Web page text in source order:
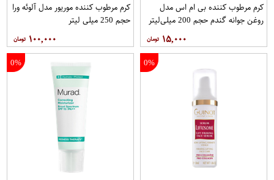
کرم مرطوب کننده بی ام اس مدل
روغن جوانه گندم حجم 200 میلی‌لیتر
۱۵,۰۰۰
کرم مرطوب کننده موریور مدل آلوئه ورا
حجم 250 میلی لیتر
۱۰۰,۰۰۰
0%
0%